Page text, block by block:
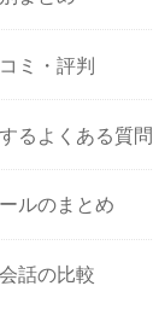
ミ・評判
るよくある質問
ルのまとめ
話の比較